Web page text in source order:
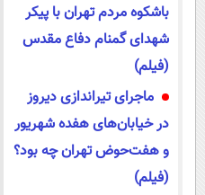
باشکوه مردم تهران با پیکر
شهدای گمنام دفاع مقدس
(فیلم)
ماجرای تیراندازی دیروز
در خیابان‌های هفده شهریور
و هفت‌حوض تهران چه بود؟
(فیلم)